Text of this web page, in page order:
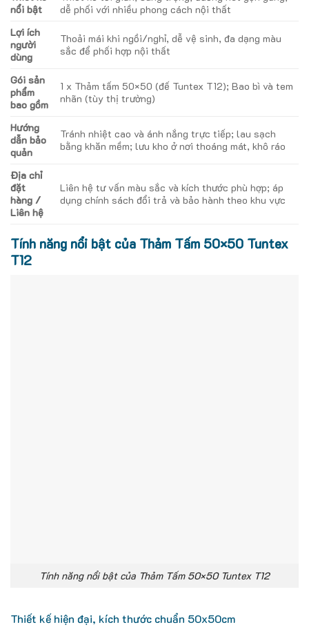
nổi bật
dễ phối với nhiều phong cách nội thất
Lợi ích
người
dùng
Thoải mái khi ngồi/nghỉ, dễ vệ sinh, đa dạng màu
sắc để phối hợp nội thất
Gói sản
phẩm
bao gồm
1 x Thảm tấm 50×50 (đế Tuntex T12); Bao bì và tem
nhãn (tùy thị trường)
Hướng
dẫn bảo
quản
Tránh nhiệt cao và ánh nắng trực tiếp; lau sạch
bằng khăn mềm; lưu kho ở nơi thoáng mát, khô ráo
Địa chỉ
đặt
hàng /
Liên hệ
Liên hệ tư vấn màu sắc và kích thước phù hợp; áp
dụng chính sách đổi trả và bảo hành theo khu vực
Tính năng nổi bật của Thảm Tấm 50×50 Tuntex
T12
Tính năng nổi bật của Thảm Tấm 50×50 Tuntex T12
Thiết kế hiện đại, kích thước chuẩn 50x50cm